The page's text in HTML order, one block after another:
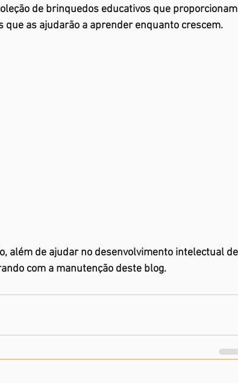
de brinquedos educativos que proporcionam
as ajudarão a aprender enquanto crescem.
além de ajudar no desenvolvimento intelectual de
com a manutenção deste blog.